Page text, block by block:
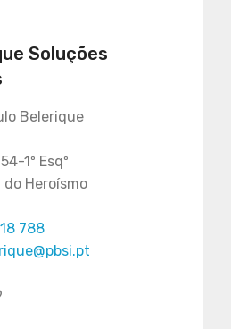
Soluções
Belerique
1º Esqº
Heroísmo
788